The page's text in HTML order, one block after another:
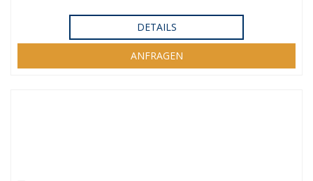
DETAILS
ANFRAGEN